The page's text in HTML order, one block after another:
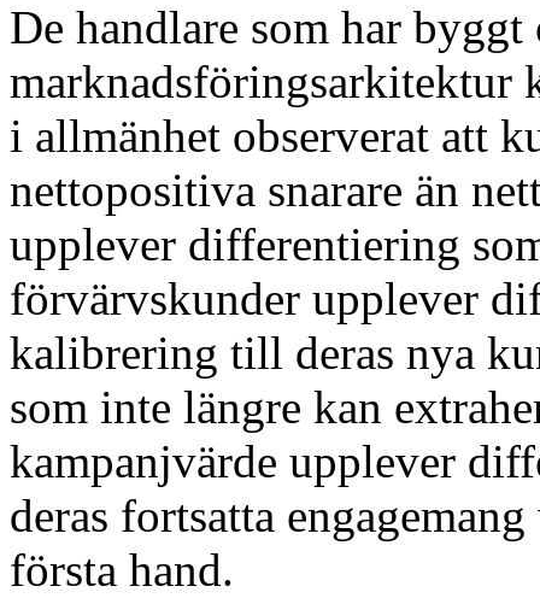
De handlare som har byggt
marknadsföringsarkitektur
i allmänhet observerat att
nettopositiva snarare än
upplever differentiering
förvärvskunder upplever
kalibrering till deras nya
som inte längre kan
kampanjvärde upplever
deras fortsatta
första hand.